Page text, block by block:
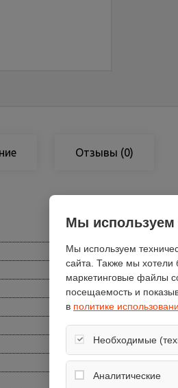
Отзывы (0)
Мы
Мы используем
сайта. Также мы хотели
маркетинговые файлы
посещаемость и
в политике
Необходимые
Обеспечивают
вход в личный кабинет.
Аналитические